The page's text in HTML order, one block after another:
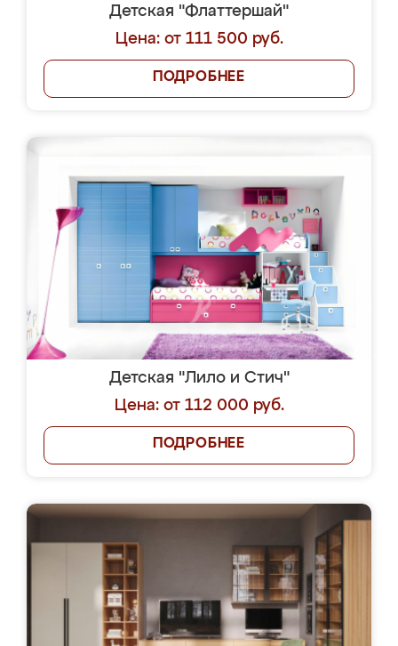
Детская "Флаттершай"
Цена: от 111 500 руб.
ПОДРОБНЕЕ
Детская "Лило и Стич"
Цена: от 112 000 руб.
ПОДРОБНЕЕ